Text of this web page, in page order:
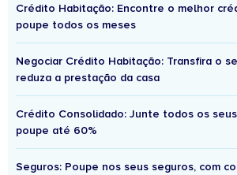
Crédito Habitação: Encontre o melhor
poupe todos os meses
Negociar Crédito Habitação: Transfira o
reduza a prestação da casa
Crédito Consolidado: Junte todos os
poupe até 60%
Seguros: Poupe nos seus seguros, com